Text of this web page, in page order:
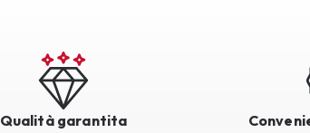
Qualità garantita